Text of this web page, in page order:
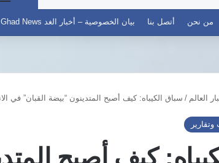
من نحن أتصل بنا بيان الخصوصية – أخبار الغد Ghad News
العالم / سباق الكيباه: كيف أصبح المتدينون “بيضة القبان” في
إدراك
والمساواة
ترصد